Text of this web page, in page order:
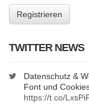
TWITTER NEWS
Datenschutz &
Font und
https://t.co/